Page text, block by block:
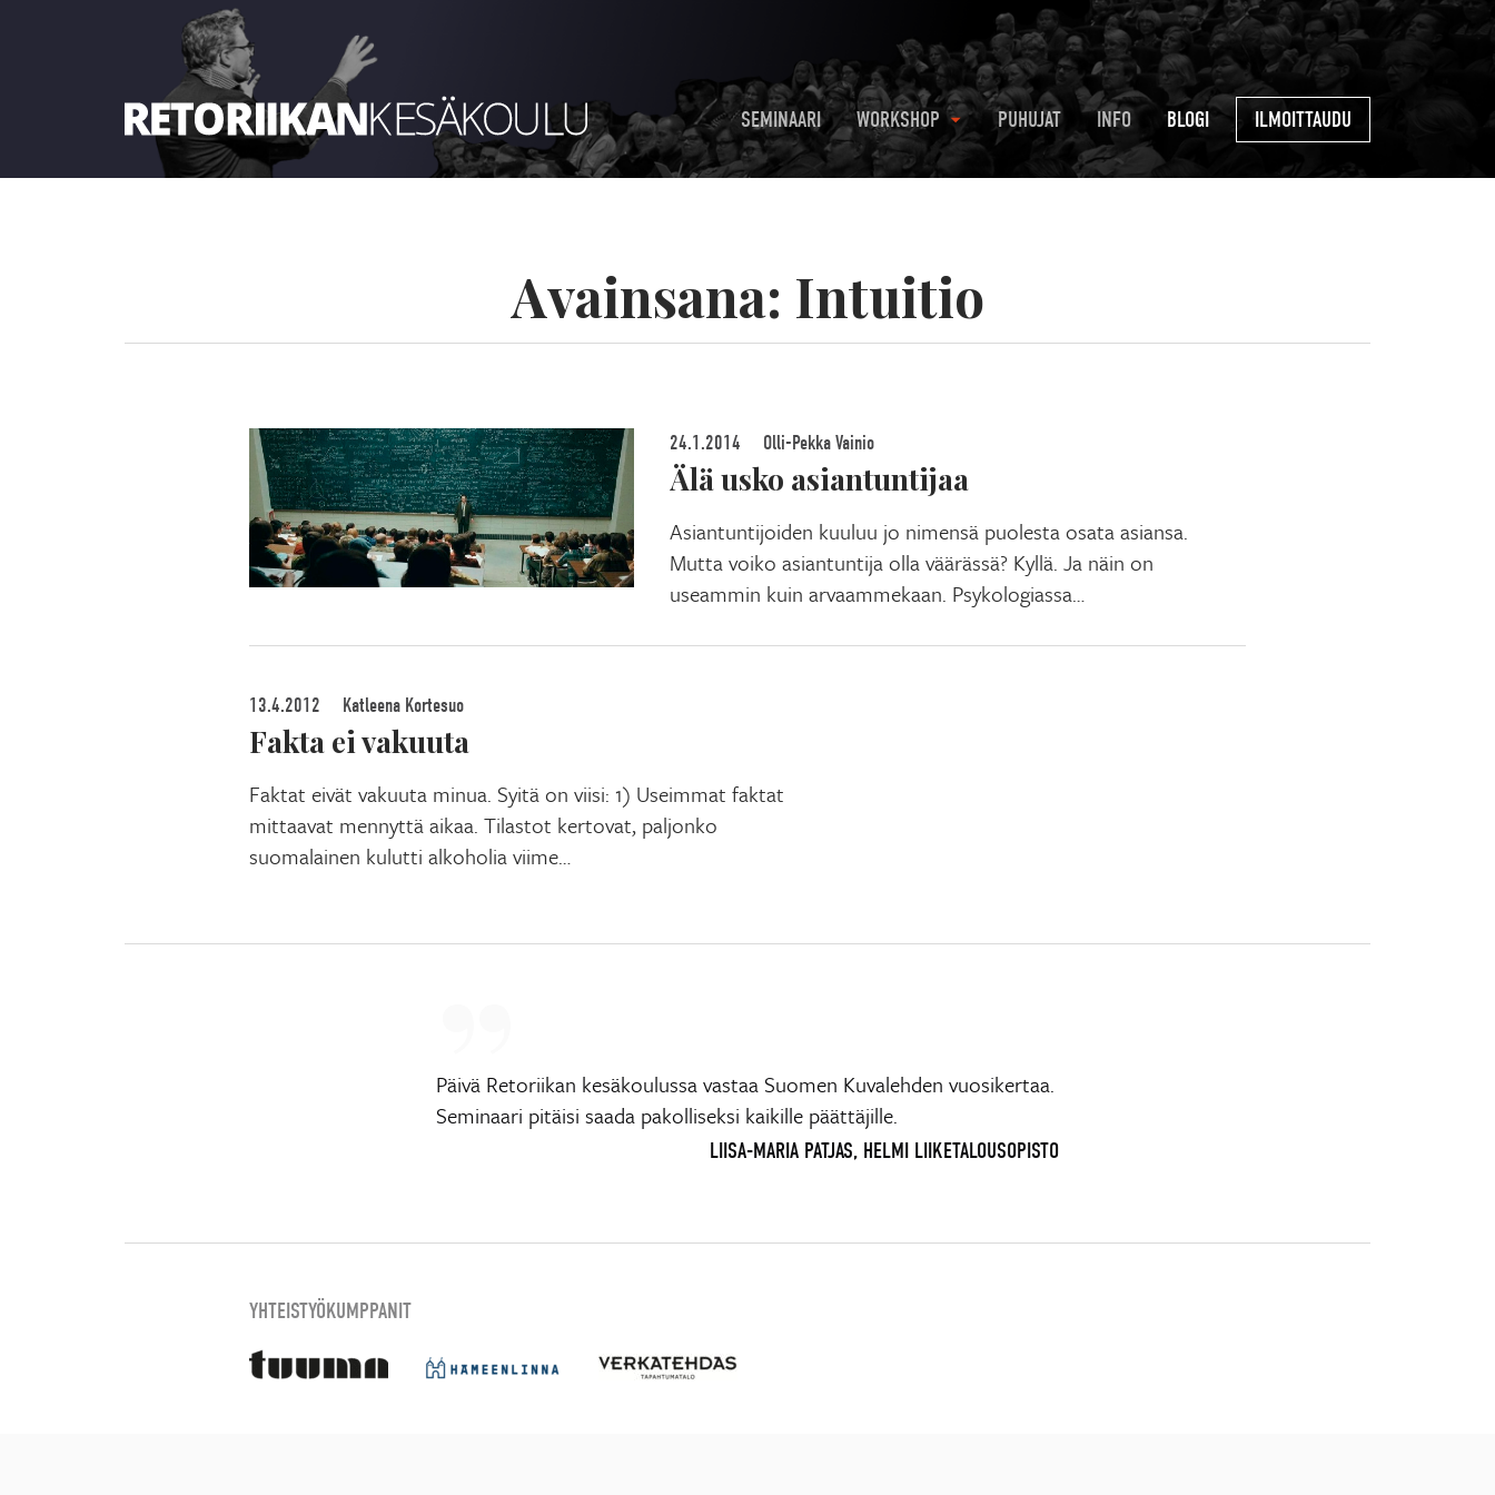
SEMINAARI WORKSHOP PUHUJAT INFO BLOGI ILMOITTAUDU
Avainsana: Intuitio
24.1.2014 Olli-Pekka Vainio
Älä usko asiantuntijaa
Asiantuntijoiden kuuluu jo nimensä puolesta osata asiansa.
Mutta voiko asiantuntija olla väärässä? Kyllä. Ja näin on
useammin kuin arvaammekaan. Psykologiassa…
13.4.2012 Katleena Kortesuo
Fakta ei vakuuta
Faktat eivät vakuuta minua. Syitä on viisi: 1) Useimmat faktat
mittaavat mennyttä aikaa. Tilastot kertovat, paljonko
suomalainen kulutti alkoholia viime…
Päivä Retoriikan kesäkoulussa vastaa Suomen Kuvalehden vuosikertaa.
Seminaari pitäisi saada pakolliseksi kaikille päättäjille.
LIISA-MARIA PATJAS, HELMI LIIKETALOUSOPISTO
YHTEISTYÖKUMPPANIT